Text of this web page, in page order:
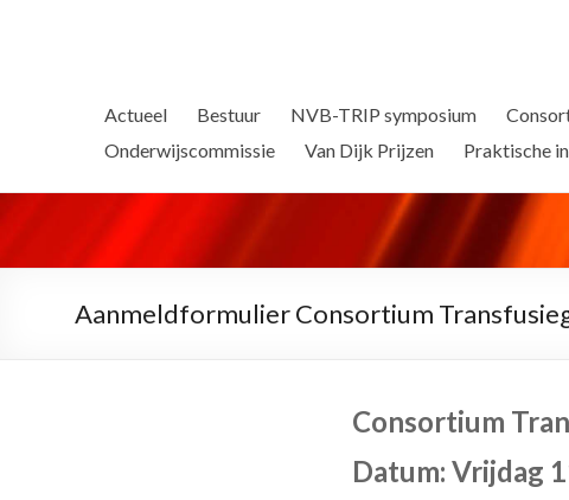
Actueel Bestuur NVB-TRIP symposium
Onderwijscommissie
Van Dijk Prijzen Praktische
Aanmeldformulier Consortium
Consortium
Datum: Vrijdag